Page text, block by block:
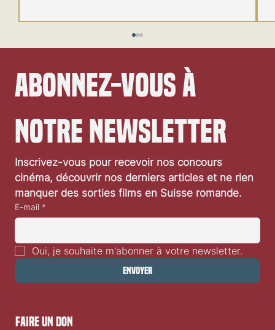
Abonnez-vous à
notre newsletter
Inscrivez-vous pour recevoir nos concours
cinéma, découvrir nos derniers articles et ne rien
manquer des sorties films en Suisse romande.
E-mail *
Oui, je souhaite m'abonner à votre newsletter.
Envoyer
faire un don